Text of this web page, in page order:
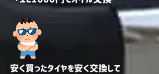
安く買ったタイヤを安く交換して